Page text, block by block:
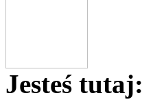
Jesteś tutaj: